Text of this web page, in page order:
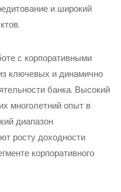
и широкий
с корпоративными
ключевых и динамично
банка. Высокий
многолетний опыт в
диапазон
росту доходности
корпоративного